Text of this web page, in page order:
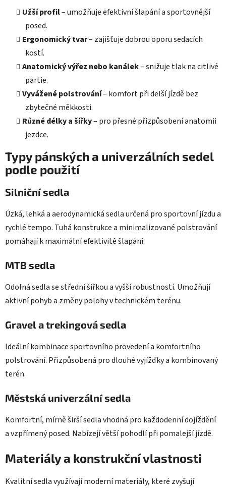
Užší profil– umožňuje efektivní šlapání a sportovnější
posed.
Ergonomický tvar– zajišťuje dobrou oporu sedacích
kostí.
Anatomický výřez nebo kanálek– snižuje tlak na citlivé
partie.
Vyvážené polstrování– komfort při delší jízdě bez
zbytečné měkkosti.
Různé délky a šířky– pro přesné přizpůsobení anatomii
jezdce.
Typy pánských a univerzálních sedel
podle použití
Silniční sedla
Úzká, lehká a aerodynamická sedla určená pro sportovní jízdu a
rychlé tempo. Tuhá konstrukce a minimalizované polstrování
pomáhají k maximální efektivitě šlapání.
MTB sedla
Odolná sedla se střední šířkou a vyšší robustností. Umožňují
aktivní pohyb a změny polohy v technickém terénu.
Gravel a trekingová sedla
Ideální kombinace sportovního provedení a komfortního
polstrování. Přizpůsobená pro dlouhé vyjížďky a kombinovaný
terén.
Městská univerzální sedla
Komfortní, mírně širší sedla vhodná pro každodenní dojíždění
a vzpřímený posed. Nabízejí větší pohodlí při pomalejší jízdě.
Materiály a konstrukční vlastnosti
Kvalitní sedla využívají moderní materiály, které zvyšují